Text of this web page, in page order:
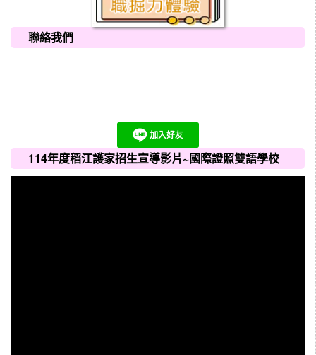
聯絡我們
114年度稻江護家招生宣導影片~國際證照雙語學校